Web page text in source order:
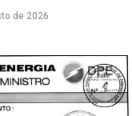
de 2026